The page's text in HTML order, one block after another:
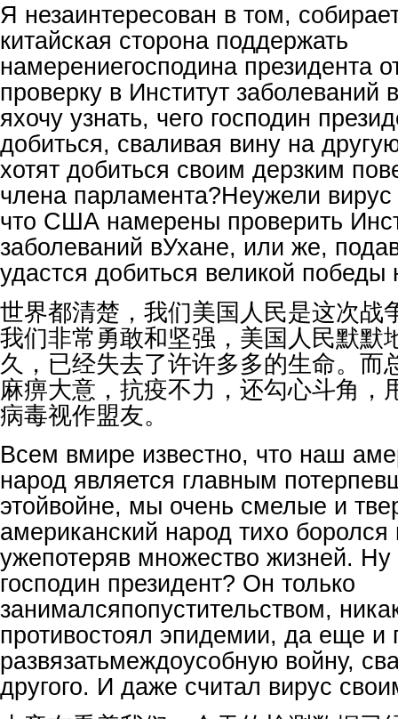
Я незаинтересован в том,
китайская сторона поддержать
намерениегосподина президента
проверку в Институт заболеваний
яхочу узнать, чего господин
добиться, сваливая вину на
хотят добиться своим дерзким
члена парламента?Неужели вирус
что США намерены проверить
заболеваний вУхане, или же,
удастся добиться великой
世界都清楚，我们美国人民是这次战
我们非常勇敢和坚强，美国人民默默
久，已经失去了许许多多的生命。而
麻痹大意，抗疫不力，还勾心斗角，
病毒视作盟友。
Всем вмире известно, что наш
народ является главным
этойвойне, мы очень смелые и
американский народ тихо боролся
ужепотеряв множество жизней. Ну
господин президент? Он только
занималсяпопустительством,
противостоял эпидемии, да еще и
развязатьмеждоусобную войну,
другого. И даже считал вирус